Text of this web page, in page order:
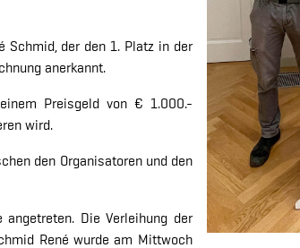
Schmid, der den 1. Platz in der
anerkannt.
Preisgeld von € 1.000.-
wird.
den Organisatoren und den
Die Verleihung der
René wurde am Mittwoch